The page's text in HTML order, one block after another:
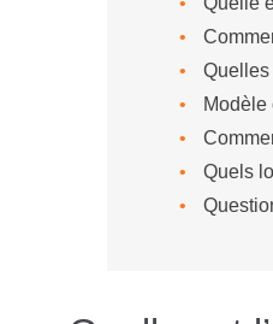
Quelles
Modèle
Quels